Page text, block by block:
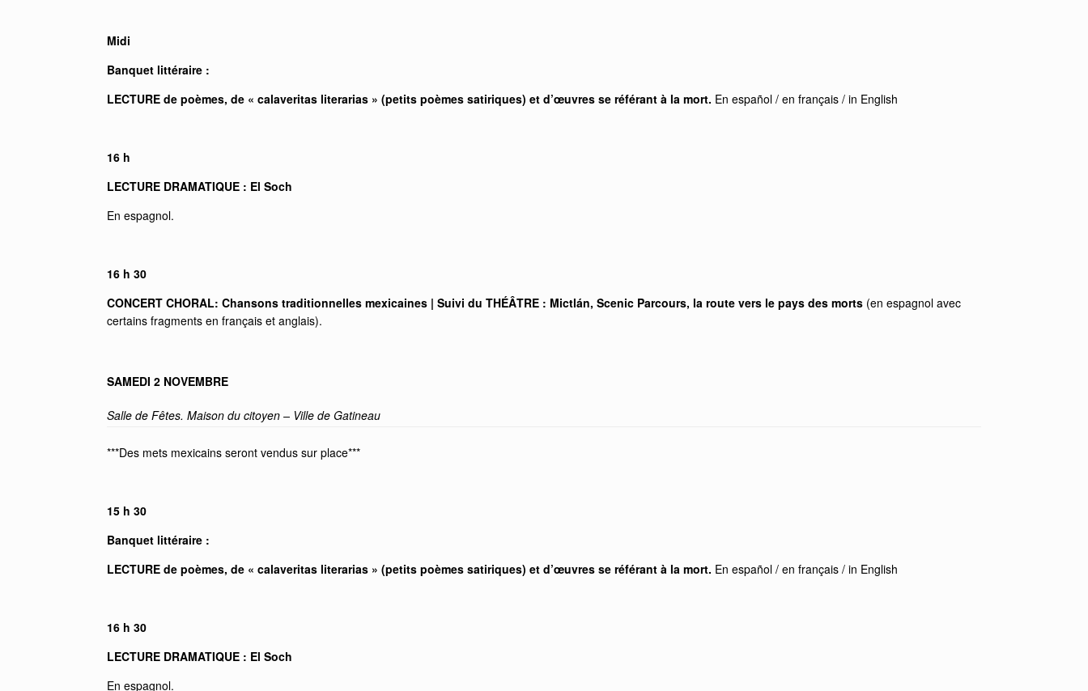
Midi
Banquet littéraire :
LECTURE de poèmes, de « calaveritas literarias » (petits poèmes satiriques) et d’œuvres se référant à la mort. En español / en français / in English
16 h
LECTURE DRAMATIQUE : El Soch
En espagnol.
16 h 30
CONCERT CHORAL: Chansons traditionnelles mexicaines | Suivi du THÉÂTRE : Mictlán, Scenic Parcours, la route vers le pays des morts (en espagnol avec
certains fragments en français et anglais).
SAMEDI 2 NOVEMBRE
Salle de Fêtes. Maison du citoyen – Ville de Gatineau
***Des mets mexicains seront vendus sur place***
15 h 30
Banquet littéraire :
LECTURE de poèmes, de « calaveritas literarias » (petits poèmes satiriques) et d’œuvres se référant à la mort. En español / en français / in English
16 h 30
LECTURE DRAMATIQUE : El Soch
En espagnol.